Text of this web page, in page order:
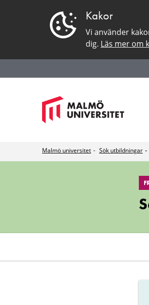
Kakor
Vi använder
dig. Läs mer om
Malmö universitet Sök utbildningar
Samverkan
polisiärt
arbete